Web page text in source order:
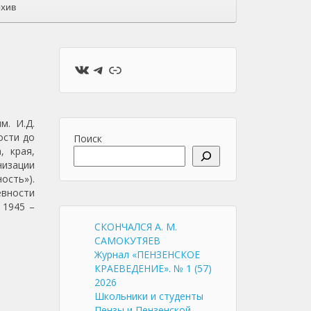
И.Д.
до
края,
–
ВКонтакте
Telegram
Ссылка
Поиск
СКОНЧАЛСЯ А. М.
САМОКУТЯЕВ
Журнал «ПЕНЗЕНСКОЕ
КРАЕВЕДЕНИЕ». № 1 (57)
2026
Школьники и студенты